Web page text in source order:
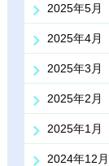
2025年5月
2025年4月
2025年3月
2025年2月
2025年1月
2024年12月